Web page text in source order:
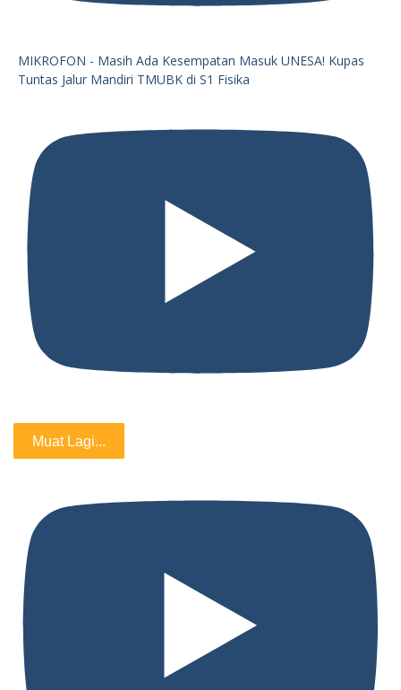
MIKROFON - Masih Ada Kesempatan Masuk UNESA! Kupas
Tuntas Jalur Mandiri TMUBK di S1 Fisika
Muat Lagi...